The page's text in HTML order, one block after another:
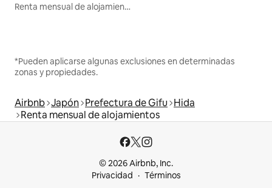
Renta mensual de alojamientos
*Pueden aplicarse algunas exclusiones en determinadas
zonas y propiedades.
Airbnb Japón Prefectura de Gifu Hida
Renta mensual de alojamientos
© 2026 Airbnb, Inc.
Privacidad
Términos